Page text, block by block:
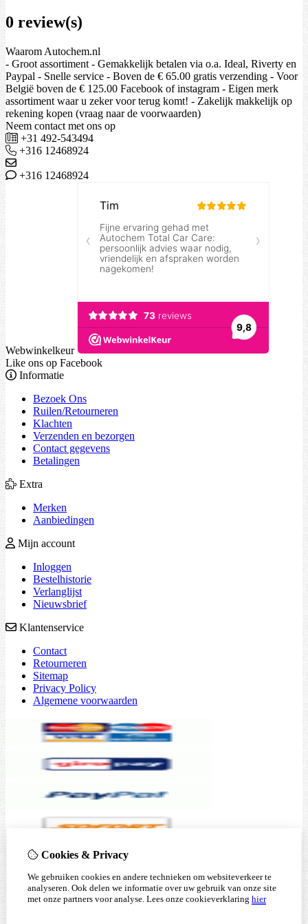
0 review(s)
Waarom Autochem.nl
- Groot assortiment - Gemakkelijk betalen via o.a. Ideal, Riverty en
Paypal - Snelle service - Boven de € 65.00 gratis verzending - Voor
België boven de € 125.00 Facebook of instagram - Eigen merk
assortiment waar u zeker voor terug komt! - Zakelijk makkelijk op
rekening kopen (vraag naar de voorwaarden)
Neem contact met ons op
+31 492-543494
+316 12468924
+316 12468924
Webwinkelkeur
Like ons op Facebook
Informatie
Bezoek Ons
Ruilen/Retourneren
Klachten
Verzenden en bezorgen
Contact gegevens
Betalingen
Extra
Merken
Aanbiedingen
Mijn account
Inloggen
Bestelhistorie
Verlanglijst
Nieuwsbrief
Klantenservice
Contact
Retourneren
Sitemap
Privacy Policy
Algemene voorwaarden
Cookies & Privacy
We gebruiken cookies en andere technieken om websiteverkeer te
analyseren. Ook delen we informatie over uw gebruik van onze site
met onze partners voor analyse. Lees onze cookieverklaring hier